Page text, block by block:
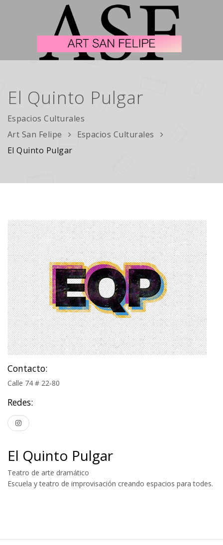
El Quinto Pulgar
Espacios Culturales
Art San Felipe
Espacios Culturales
El Quinto Pulgar
Contacto:
Calle 74 # 22-80
Redes:
El Quinto Pulgar
Teatro de arte dramático
Escuela y teatro de improvisación creando espacios para todes.